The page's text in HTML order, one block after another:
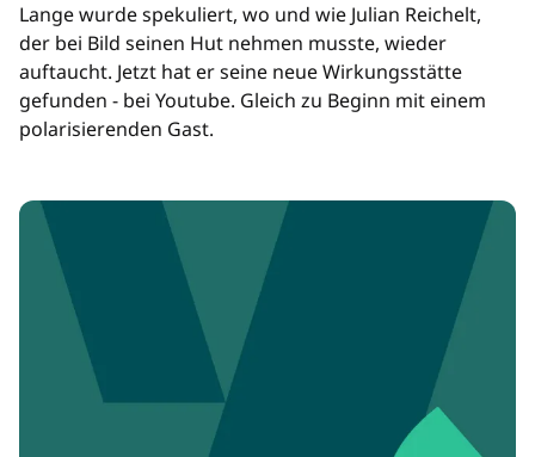
Lange wurde spekuliert, wo und wie Julian Reichelt,
der bei Bild seinen Hut nehmen musste, wieder
auftaucht. Jetzt hat er seine neue Wirkungsstätte
gefunden - bei Youtube. Gleich zu Beginn mit einem
polarisierenden Gast.